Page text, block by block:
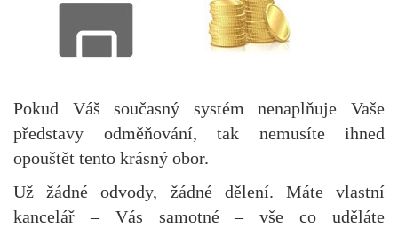
Pokud Váš současný systém nenaplňuje Vaše
představy odměňování, tak nemusíte ihned
opouštět tento krásný obor.
Už žádné odvody, žádné dělení. Máte vlastní
kancelář – Vás samotné – vše co uděláte